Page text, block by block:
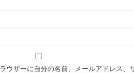
ウザーに自分の名前、メールアドレス、